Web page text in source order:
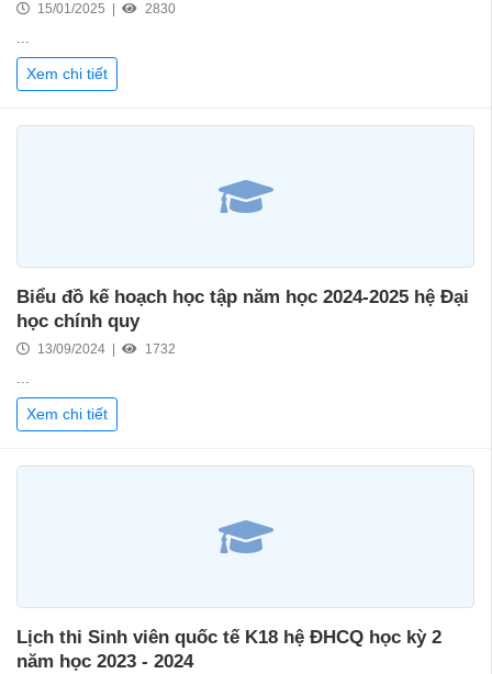
15/01/2025 | 2830
...
Xem chi tiết
Biểu đồ kế hoạch học tập năm học 2024-2025 hệ Đại
học chính quy
13/09/2024 | 1732
...
Xem chi tiết
Lịch thi Sinh viên quốc tế K18 hệ ĐHCQ học kỳ 2
năm học 2023 - 2024